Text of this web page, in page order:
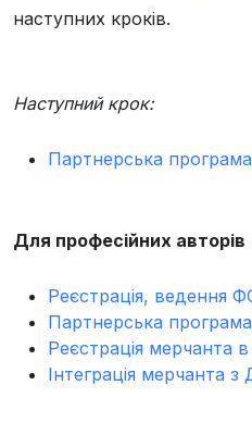
наступних кроків.
Наступний крок:
Партнерська
Для професійних авторів
Реєстрація, ведення
Партнерська
Реєстрація мерчанта в
Інтеграція мерчанта з